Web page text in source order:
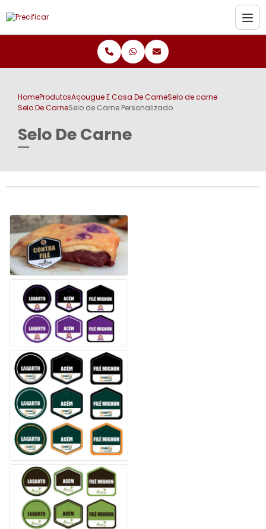
HomeProdutosAçougue E Casa De CarneSelo de carne
Selo De CarneSelo de Carne Personalizado
Selo De Carne